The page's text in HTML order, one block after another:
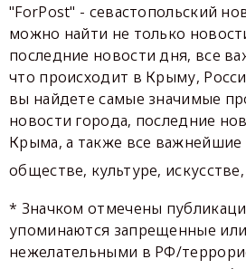
"ForPost" - севастопольский
можно найти не только
последние новости дня, все
что происходит в Крыму,
вы найдете самые значимые
новости города, последние
Крыма, а также все важнейшие
обществе, культуре,
* Значком отмечены
упоминаются запрещенные
нежелательными в РФ/